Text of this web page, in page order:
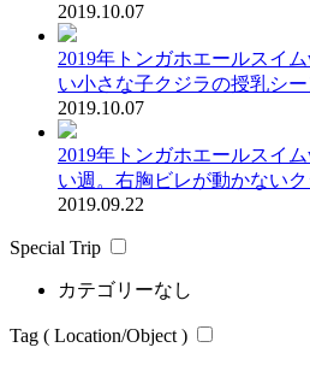
2019.10.07
2019年トンガホエールスイ
い小さな子クジラの授乳シー
2019.10.07
2019年トンガホエールスイ
い週。右胸ビレが動かないク
2019.09.22
Special Trip
カテゴリーなし
Tag ( Location/Object )